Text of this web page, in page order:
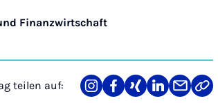
Finanzwirtschaft
teilen auf:
TeilenTeilenTeilenTeilenTeilenLink